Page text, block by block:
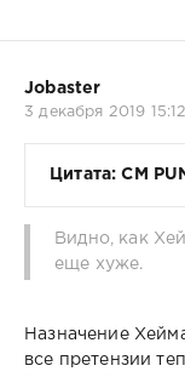
Jobaster
3 декабря 2019 15:12
Цитата: CM
Видно, как
еще хуже.
Назначение
все претензии